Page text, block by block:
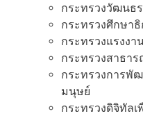
กระทรวงวัฒนธ
กระทรวงศึกษาธิ
กระทรวงแรงงา
กระทรวงสาธา
กระทรวงการพั
มนุษย์
กระทรวงดิจิทัล